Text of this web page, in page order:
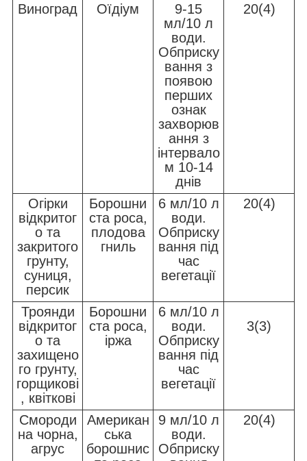
Виноград
Оїдіум
9-15
мл/10 л
води.
Обприску
вання з
появою
перших
ознак
захворюв
ання з
інтервало
м 10-14
днів
20(4)
Огірки
відкритог
о та
закритого
грунту,
суниця,
персик
Борошни
ста роса,
плодова
гниль
6 мл/10 л
води.
Обприску
вання під
час
вегетації
20(4)
Троянди
відкритог
о та
захищено
го грунту,
горщикові
, квіткові
Борошни
ста роса,
іржа
6 мл/10 л
води.
Обприску
вання під
час
вегетації
3(3)
Смороди
на чорна,
агрус
Американ
ська
борошнис
9 мл/10 л
води.
Обприску
20(4)